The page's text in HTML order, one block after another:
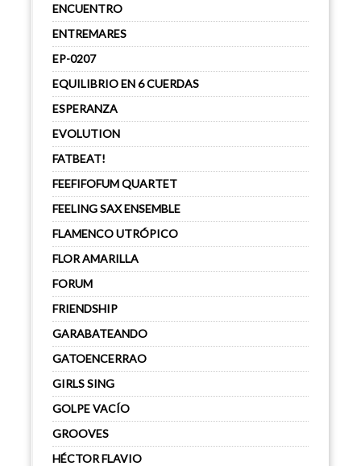
ENCUENTRO
ENTREMARES
EP-0207
EQUILIBRIO EN 6 CUERDAS
ESPERANZA
EVOLUTION
FATBEAT!
FEEFIFOFUM QUARTET
FEELING SAX ENSEMBLE
FLAMENCO UTRÓPICO
FLOR AMARILLA
FORUM
FRIENDSHIP
GARABATEANDO
GATOENCERRAO
GIRLS SING
GOLPE VACÍO
GROOVES
HÉCTOR FLAVIO